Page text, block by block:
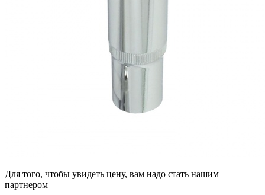
Для того, чтобы увидеть цену, вам надо стать нашим
партнером